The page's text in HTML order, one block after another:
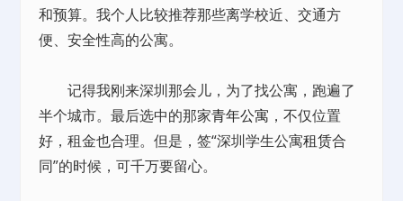
和预算。我个人比较推荐那些离学校近、交通方
便、安全性高的公寓。
记得我刚来深圳那会儿，为了找公寓，跑遍了
半个城市。最后选中的那家青年公寓 ，不仅位置
好，租金也合理。但是，签“深圳学生公寓租赁合
同”的时候，可千万要留心。